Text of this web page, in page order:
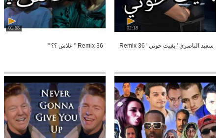
02:18
سعيد الناصري ' بغيت حوتي ' Remix 36
01:58
Remix 36 " علاش ؟؟ "